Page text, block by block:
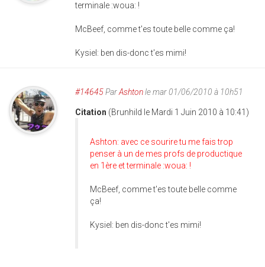
terminale :woua: !
McBeef, comme t'es toute belle comme ça!
Kysiel: ben dis-donc t'es mimi!
#14645ParAshtonle mar 01/06/2010 à 10h51
Citation (Brunhild le Mardi 1 Juin 2010 à 10:41)
Ashton: avec ce sourire tu me fais trop
penser à un de mes profs de productique
en 1ère et terminale :woua: !
McBeef, comme t'es toute belle comme
ça!
Kysiel: ben dis-donc t'es mimi!